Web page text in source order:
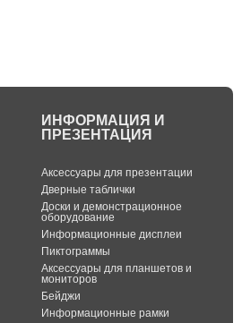
ИНФОРМАЦИЯ И
ПРЕЗЕНТАЦИЯ
Аксессуары для презентации
Дверные таблички
Доски и демонстрационное
оборудование
Информационные дисплеи
Пиктограммы
Аксессуары для планшетов и
мониторов
Бейджи
Информационные рамки